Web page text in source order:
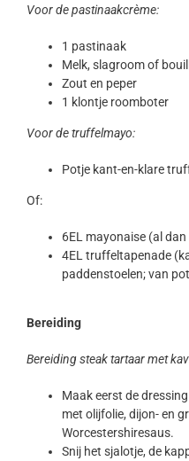
Voor de pastinaakcrème:
1 pastinaak
Melk, slagroom of
Zout en peper
1 klontje roomboter
Voor de truffelmayo:
Potje kant-en-klare
Of:
6EL mayonaise (al
4EL truffeltapenade
paddenstoelen; van
Bereiding
Bereiding steak tartaar met
Maak eerst de
met olijfolie, dijon- en
Worcestershiresaus.
Snij het sjalotje, de